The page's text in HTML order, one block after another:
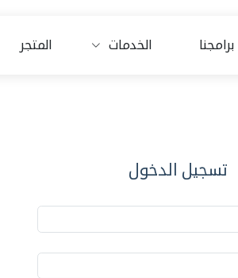
برامجنا الخدمات المتجر
تسجيل الدخول